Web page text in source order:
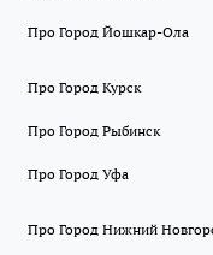
Про Город Йошкар-Ола
Про Город Курск
Про Город Рыбинск
Про Город Уфа
Про Город Нижний